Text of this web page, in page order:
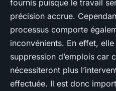
fournis puisque le travail
précision accrue.
processus comporte
inconvénients. En effet,
suppression d’emplois car
nécessiteront plus
effectuée. Il est donc